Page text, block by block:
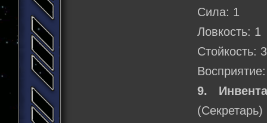
Сила: 1
Ловкость: 1
Стойкость: 3
9.
(Секретарь)